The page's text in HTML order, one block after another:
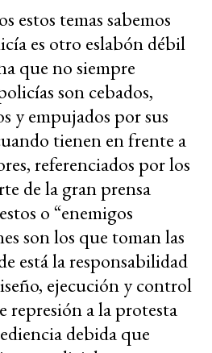
estos temas sabemos
es otro eslabón débil
que no siempre
son cebados,
y empujados por sus
tienen en frente a
referenciados por los
de la gran prensa
o “enemigos
son los que toman las
está la responsabilidad
ejecución y control
represión a la protesta
debida que